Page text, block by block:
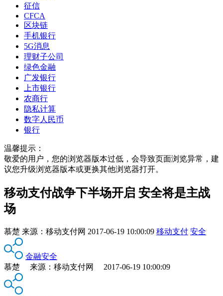
征信
CFCA
区块链
手机银行
5G消息
理财子公司
绿色金融
广发银行
上市银行
农商行
隐私计算
数字人民币
银行
温馨提示：
敬爱的用户，您的浏览器版本过低，会导致页面浏览异常，建
议您升级浏览器版本或更换其他浏览器打开。
移动支付战争下半场开启 安全将是主战
场
慕楚 来源： 移动支付网 2017-06-19 10:00:09 移动支付 安全
金融安全
慕楚 来源：移动支付网 2017-06-19 10:00:09